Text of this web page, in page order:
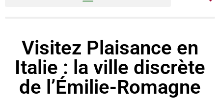
Visitez Plaisance en
Italie : la ville discrète
de l’Émilie-Romagne